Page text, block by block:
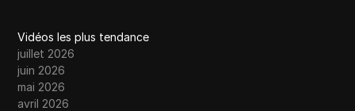
Vidéos les plus tendance
juillet 2026
juin 2026
mai 2026
avril 2026